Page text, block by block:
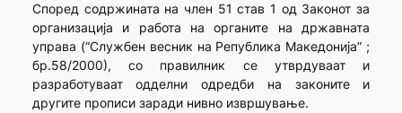
Според содржината на член 51 став 1 од Законот за
организација и работа на органите на државната
управа (“Службен весник на Република Македонија” ;
бр.58/2000), со правилник се утврдуваат и
разработуваат одделни одредби на законите и
другите прописи заради нивно извршување.